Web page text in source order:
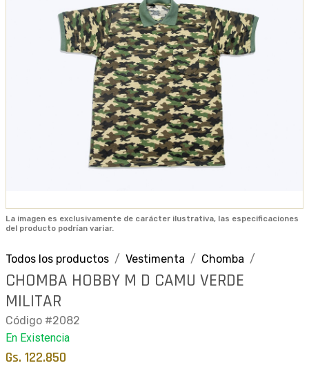
La imagen es exclusivamente de carácter ilustrativa, las especificaciones
del producto podrían variar.
Todos los productos Vestimenta Chomba
CHOMBA HOBBY M D CAMU VERDE
MILITAR
Código #2082
En Existencia
Gs. 122.850